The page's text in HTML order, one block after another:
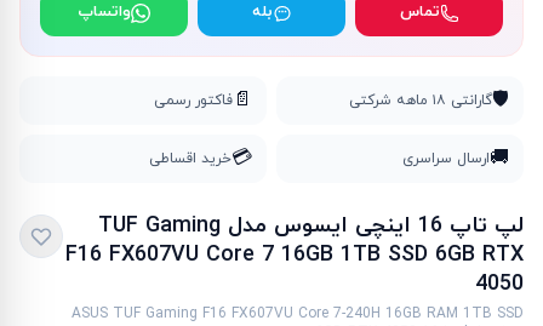
تماس بله واتساپ
🛡️گارانتی ۱۸ ماهه شرکتی 📄 فاکتور رسمی
🚚ارسال سراسری 💳خرید اقساطی
لپ تاپ 16 اینچی ایسوس مدل TUF Gaming
F16 FX607VU Core 7 16GB 1TB SSD 6GB RTX
4050
ASUS TUF Gaming F16 FX607VU Core 7-240H 16GB RAM 1TB SSD